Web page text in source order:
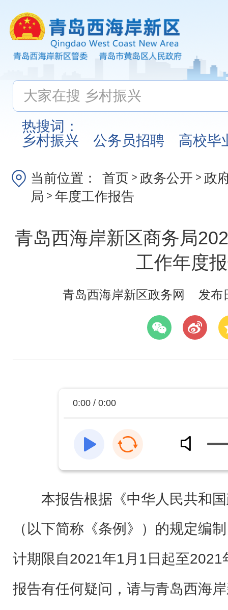
热搜词：
乡村振兴
公务员招聘 高校毕
当前位置： 首页 > 政务公开 > 政
局 > 年度工作报告
青岛西海岸新区商务局
工作年度
青岛西海岸新区政务网 发布
0:00 / 0:00
本报告根据《中华人民共和国
（以下简称《条例》）的规定编
计期限自2021年1月 1 日起至2021
报告有任何疑问，请与青岛西海